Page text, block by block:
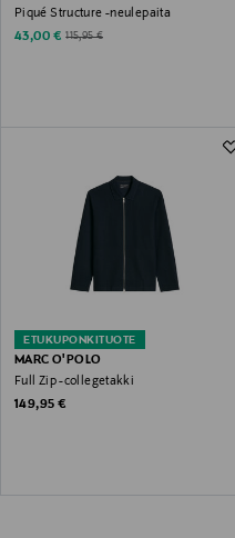
Piqué Structure -neulepaita
Discounted Price
43,00 € Original Price
115,95 €
ETUKUPONKITUOTE
MARC O'POLO
Full Zip -collegetakki
Original Price
149,95 €